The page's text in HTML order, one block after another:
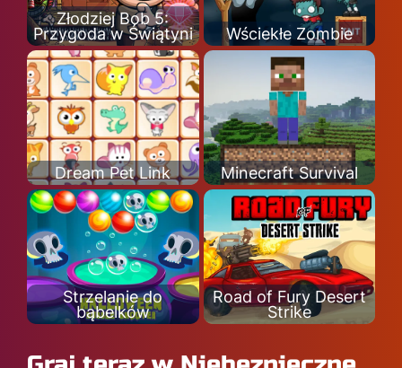
Złodziej Bob 5:
Przygoda w Świątyni
Wściekłe Zombie
Dream Pet Link Minecraft Survival
Strzelanie do
bąbelków
Road of Fury Desert
Strike